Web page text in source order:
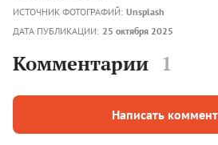
ИСТОЧНИК ФОТОГРАФИЙ: Unsplash
ДАТА ПУБЛИКАЦИИ: 25 октября 2025
Комментарии 1
Написать